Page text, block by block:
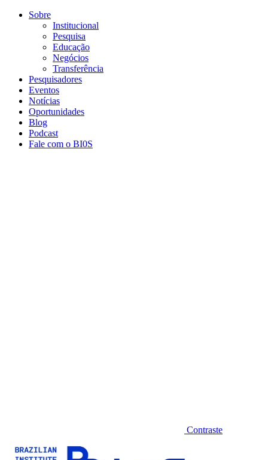
Conteúdo principal
Sobre
Institucional
Pesquisa
Educação
Negócios
Transferência
Pesquisadores
Eventos
Notícias
Oportunidades
Blog
Podcast
Fale com o BI0S
Contraste